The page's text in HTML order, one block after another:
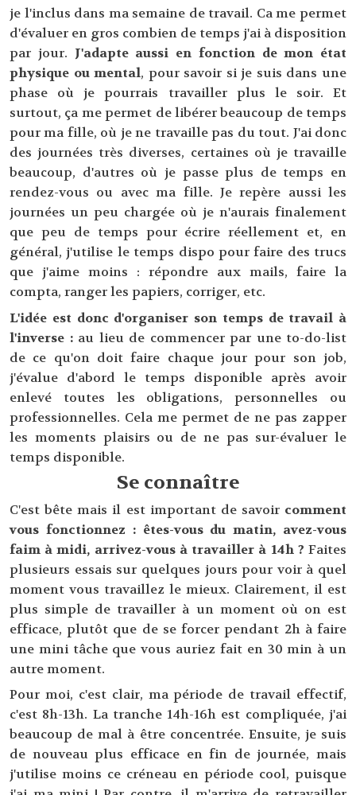
je l'inclus dans ma semaine de travail. Ca me permet
d'évaluer en gros combien de temps j'ai à disposition
par jour. J'adapte aussi en fonction de mon état
physique ou mental, pour savoir si je suis dans une
phase où je pourrais travailler plus le soir. Et
surtout, ça me permet de libérer beaucoup de temps
pour ma fille, où je ne travaille pas du tout. J'ai donc
des journées très diverses, certaines où je travaille
beaucoup, d'autres où je passe plus de temps en
rendez-vous ou avec ma fille. Je repère aussi les
journées un peu chargée où je n'aurais finalement
que peu de temps pour écrire réellement et, en
général, j'utilise le temps dispo pour faire des trucs
que j'aime moins : répondre aux mails, faire la
compta, ranger les papiers, corriger, etc.
L'idée est donc d'organiser son temps de travail à
l'inverse :au lieu de commencer par une to-do-list
de ce qu'on doit faire chaque jour pour son job,
j'évalue d'abord le temps disponible après avoir
enlevé toutes les obligations, personnelles ou
professionnelles. Cela me permet de ne pas zapper
les moments plaisirs ou de ne pas sur-évaluer le
temps disponible.
Se connaître
C'est bête mais il est important de savoir comment
vous fonctionnez : êtes-vous du matin, avez-vous
faim à midi, arrivez-vous à travailler à 14h ? Faites
plusieurs essais sur quelques jours pour voir à quel
moment vous travaillez le mieux. Clairement, il est
plus simple de travailler à un moment où on est
efficace, plutôt que de se forcer pendant 2h à faire
une mini tâche que vous auriez fait en 30 min à un
autre moment.
Pour moi, c'est clair, ma période de travail effectif,
c'est 8h-13h. La tranche 14h-16h est compliquée, j'ai
beaucoup de mal à être concentrée. Ensuite, je suis
de nouveau plus efficace en fin de journée, mais
j'utilise moins ce créneau en période cool, puisque